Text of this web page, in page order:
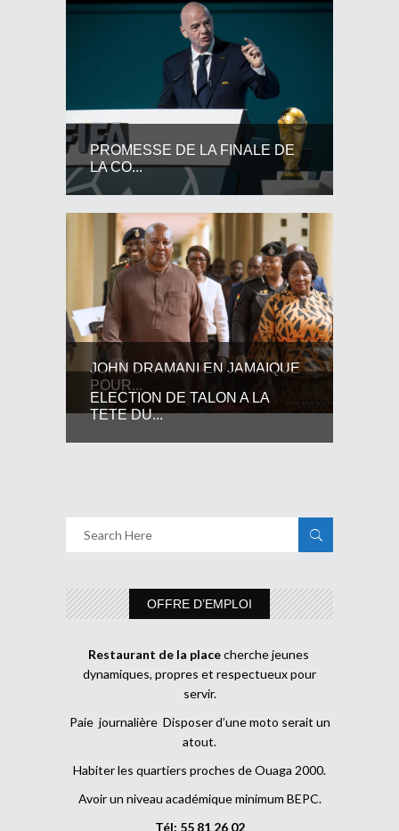
PROMESSE DE LA FINALE DE
LA CO...
JOHN DRAMANI EN JAMAIQUE
POUR...
ELECTION DE TALON A LA
TETE DU...
OFFRE D’EMPLOI
Restaurant de la placecherche jeunes
dynamiques, propres et respectueux pour
servir.
Paie journalière Disposer d’une moto serait un
atout.
Habiter les quartiers proches de Ouaga 2000.
Avoir un niveau académique minimum BEPC.
Tél: 55 81 26 02